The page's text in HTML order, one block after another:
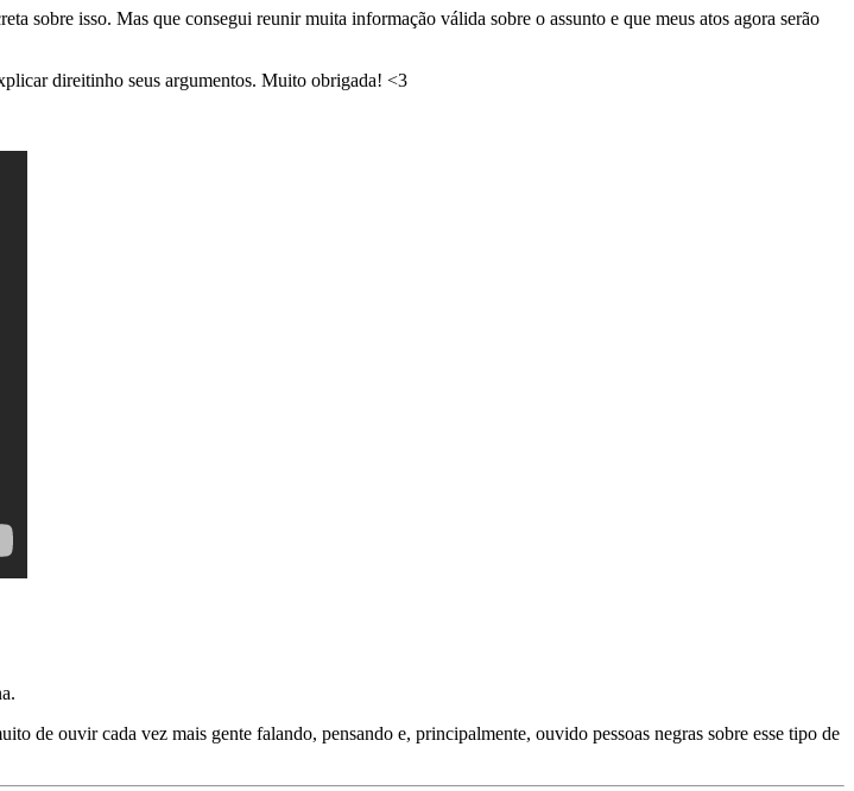
sobre isso. Mas que consegui reunir muita informação válida sobre o assunto e que meus atos agora serão
direitinho seus argumentos. Muito obrigada! <3
de ouvir cada vez mais gente falando, pensando e, principalmente, ouvido pessoas negras sobre esse tipo de